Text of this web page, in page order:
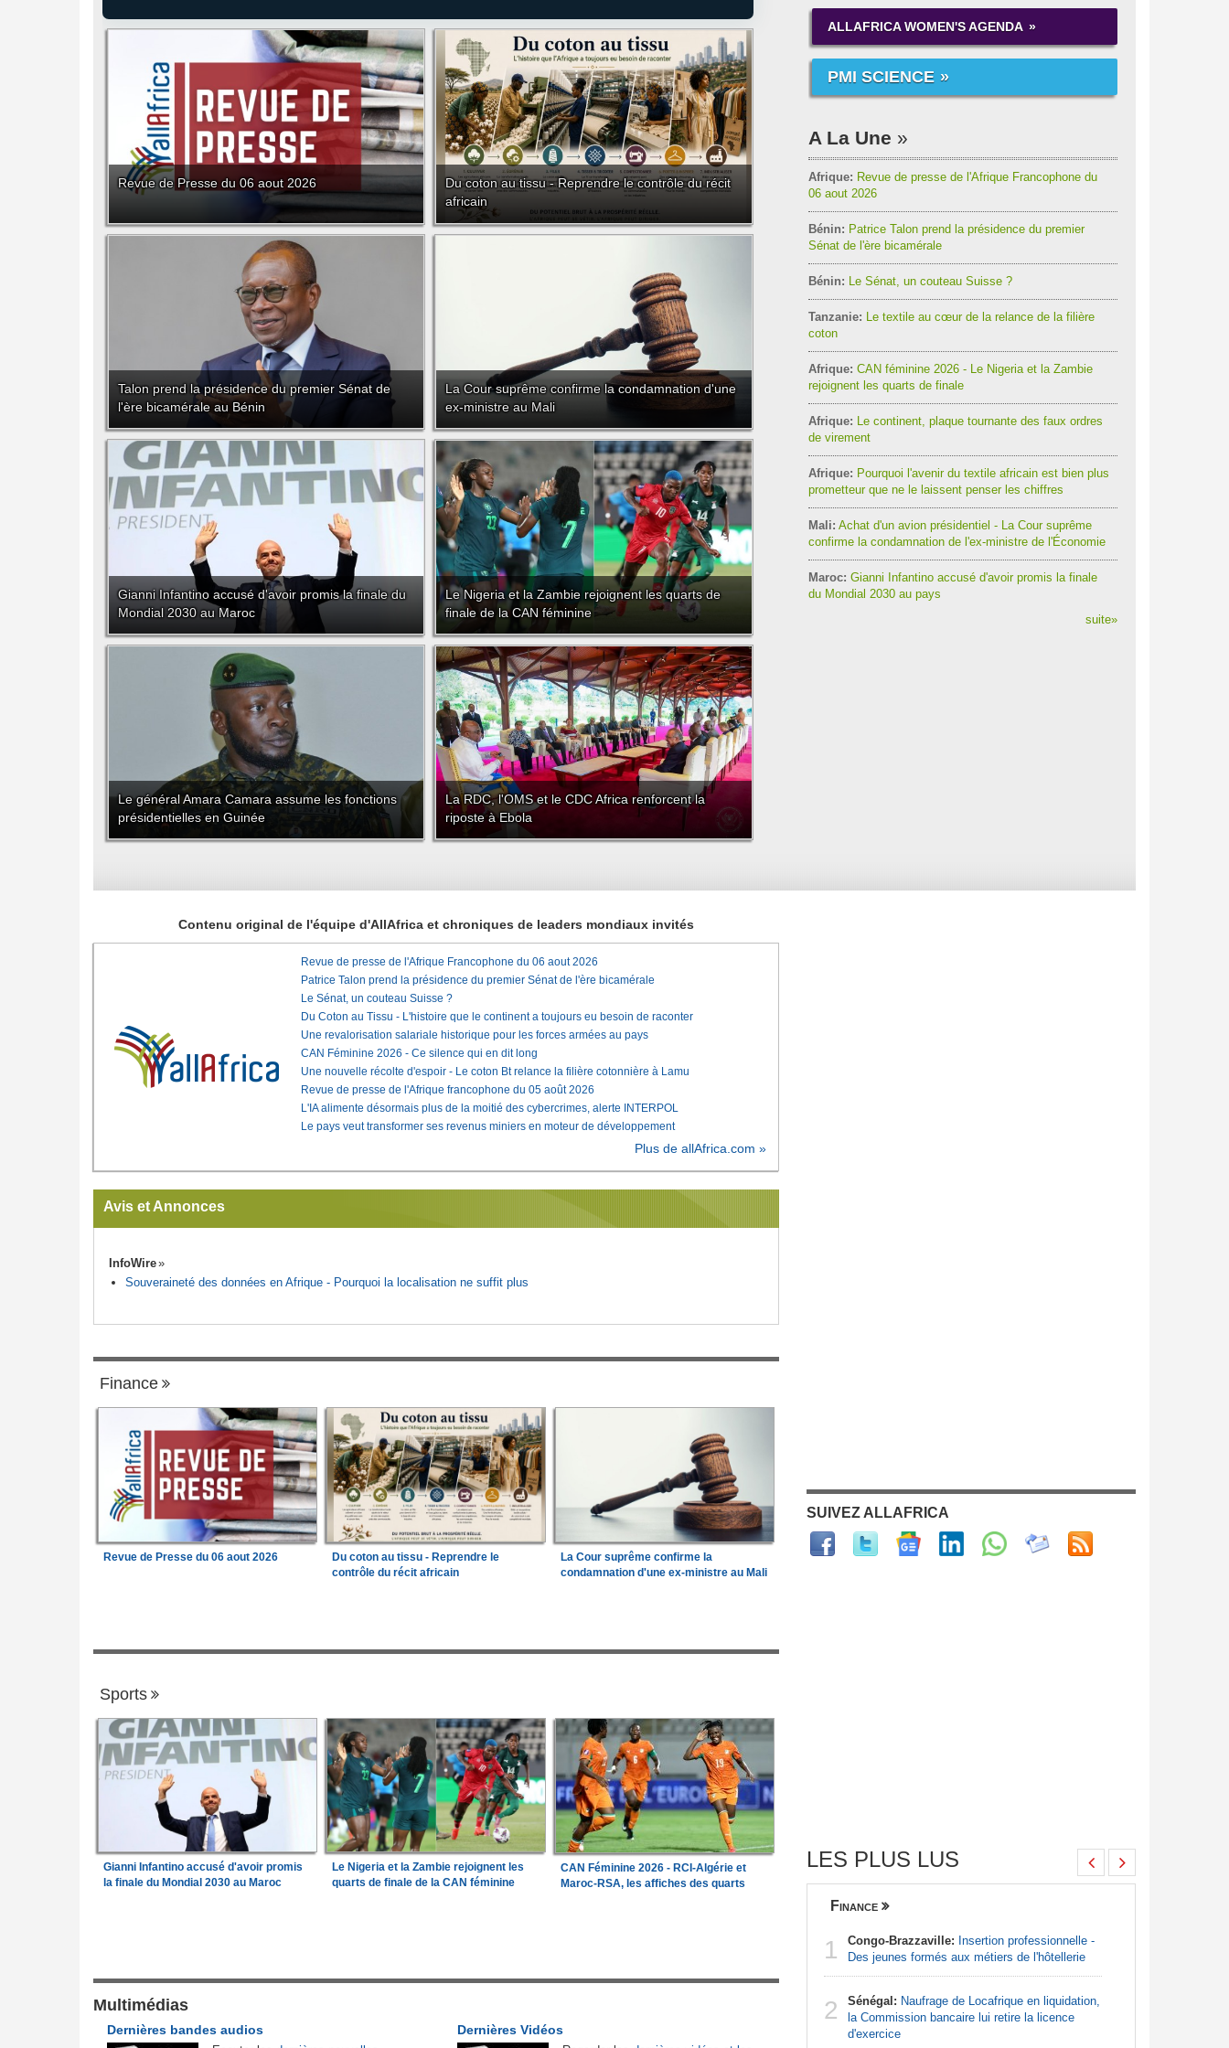
Revue de Presse du 06 aout 2026
Du coton au tissu - Reprendre le contrôle du récit
africain
Talon prend la présidence du premier Sénat de
l'ère bicamérale au Bénin
La Cour suprême confirme la condamnation d'une
ex-ministre au Mali
Gianni Infantino accusé d'avoir promis la finale du
Mondial 2030 au Maroc
Le Nigeria et la Zambie rejoignent les quarts de
finale de la CAN féminine
Le général Amara Camara assume les fonctions
présidentielles en Guinée
La RDC, l'OMS et le CDC Africa renforcent la
riposte à Ebola
ALLAFRICA WOMEN'S AGENDA
PMI SCIENCE
A La Une
Afrique: Revue de presse de l'Afrique Francophone du
06 aout 2026
Bénin: Patrice Talon prend la présidence du premier
Sénat de l'ère bicamérale
Bénin: Le Sénat, un couteau Suisse ?
Tanzanie: Le textile au cœur de la relance de la filière
coton
Afrique: CAN féminine 2026 - Le Nigeria et la Zambie
rejoignent les quarts de finale
Afrique: Le continent, plaque tournante des faux ordres
de virement
Afrique: Pourquoi l'avenir du textile africain est bien plus
prometteur que ne le laissent penser les chiffres
Mali: Achat d'un avion présidentiel - La Cour suprême
confirme la condamnation de l'ex-ministre de l'Économie
Maroc: Gianni Infantino accusé d'avoir promis la finale
du Mondial 2030 au pays
suite»
Contenu original de l'équipe d'AllAfrica et chroniques de leaders mondiaux invités
Revue de presse de l'Afrique Francophone du 06 aout 2026
Patrice Talon prend la présidence du premier Sénat de l'ère bicamérale
Le Sénat, un couteau Suisse ?
Du Coton au Tissu - L'histoire que le continent a toujours eu besoin de raconter
Une revalorisation salariale historique pour les forces armées au pays
CAN Féminine 2026 - Ce silence qui en dit long
Une nouvelle récolte d'espoir - Le coton Bt relance la filière cotonnière à Lamu
Revue de presse de l'Afrique francophone du 05 août 2026
L'IA alimente désormais plus de la moitié des cybercrimes, alerte INTERPOL
Le pays veut transformer ses revenus miniers en moteur de développement
Plus de allAfrica.com »
Avis et Annonces
InfoWire
Souveraineté des données en Afrique - Pourquoi la localisation ne suffit plus
Finance
Revue de Presse du 06 aout 2026
Du coton au tissu - Reprendre le
contrôle du récit africain
La Cour suprême confirme la
condamnation d'une ex-ministre au Mali
Sports
Gianni Infantino accusé d'avoir promis
la finale du Mondial 2030 au Maroc
Le Nigeria et la Zambie rejoignent les
quarts de finale de la CAN féminine
CAN Féminine 2026 - RCI-Algérie et
Maroc-RSA, les affiches des quarts
Multimédias
Dernières Vidéos
Dernières bandes audios
SUIVEZ ALLAFRICA
LES PLUS LUS
2
faux ordres de virement
Finance
1 Congo-Brazzaville: Insertion professionnelle -
Des jeunes formés aux métiers de l'hôtellerie
2 Sénégal: Naufrage de Locafrique en liquidation,
la Commission bancaire lui retire la licence
d'exercice